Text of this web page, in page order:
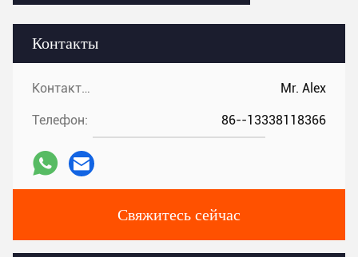
Контакты
Контакты: Mr. Alex
Телефон: 86--13338118366
Свяжитесь сейчас